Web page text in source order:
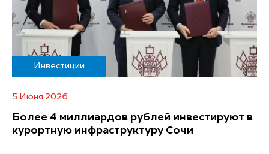
Инвестиции
5 Июня 2026
Более 4 миллиардов рублей инвестируют в
курортную инфраструктуру Сочи